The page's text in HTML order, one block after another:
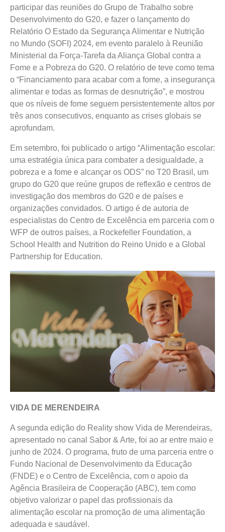
participar das reuniões do Grupo de Trabalho sobre
Desenvolvimento do G20, e fazer o lançamento do
Relatório O Estado da Segurança Alimentar e Nutrição
no Mundo (SOFI) 2024, em evento paralelo à Reunião
Ministerial da Força-Tarefa da Aliança Global contra a
Fome e a Pobreza do G20. O relatório de teve como tema
o “Financiamento para acabar com a fome, a insegurança
alimentar e todas as formas de desnutrição”, e mostrou
que os níveis de fome seguem persistentemente altos por
três anos consecutivos, enquanto as crises globais se
aprofundam.
Em setembro, foi publicado o artigo “Alimentação escolar:
uma estratégia única para combater a desigualdade, a
pobreza e a fome e alcançar os ODS” no T20 Brasil, um
grupo do G20 que reúne grupos de reflexão e centros de
investigação dos membros do G20 e de países e
organizações convidados. O artigo é de autoria de
especialistas do Centro de Excelência em parceria com o
WFP de outros países, a Rockefeller Foundation, a
School Health and Nutrition do Reino Unido e a Global
Partnership for Education.
VIDA DE MERENDEIRA
A segunda edição do Reality show Vida de Merendeiras,
apresentado no canal Sabor & Arte, foi ao ar entre maio e
junho de 2024. O programa, fruto de uma parceria entre o
Fundo Nacional de Desenvolvimento da Educação
(FNDE) e o Centro de Excelência, com o apoio da
Agência Brasileira de Cooperação (ABC), tem como
objetivo valorizar o papel das profissionais da
alimentação escolar na promoção de uma alimentação
adequada e saudável.